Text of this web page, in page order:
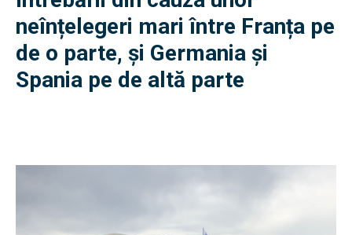
neînțelegeri mari între Franța pe
de o parte, și Germania și
Spania pe de altă parte